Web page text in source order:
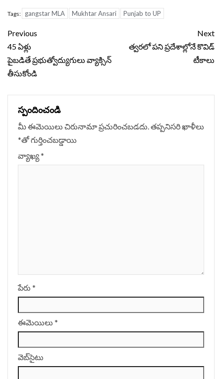
Tags: gangstar MLA Mukhtar Ansari Punjab to UP
Continue
Reading
Previous
45 ఏళ్లు
పైబడితే ప్రభుత్వోద్యుగులు వ్యాక్సిన్
తీసుకోండి
Next
త్వరలో పని ప్రదేశాల్లోనే కొవిడ్‌
టీకాలు
స్పందించండి
మీ ఈమెయిలు చిరునామా ప్రచురించబడదు. తప్పనిసరి ఖాళీలు
*‌తో గుర్తించబడ్డాయి
వ్యాఖ్య*
పేరు *
ఈమెయిలు *
వెబ్‌సైటు